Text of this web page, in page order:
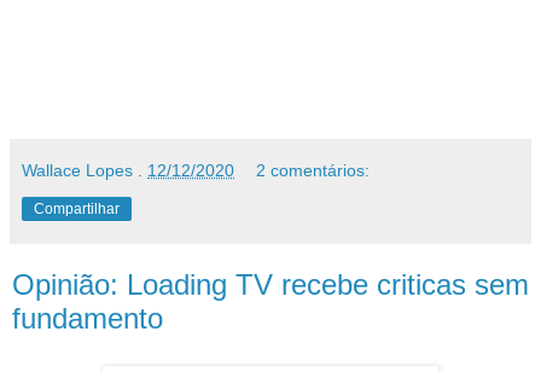
Wallace Lopes 12/12/2020 2 comentários:
Compartilhar
Opinião: Loading TV recebe criticas sem
fundamento